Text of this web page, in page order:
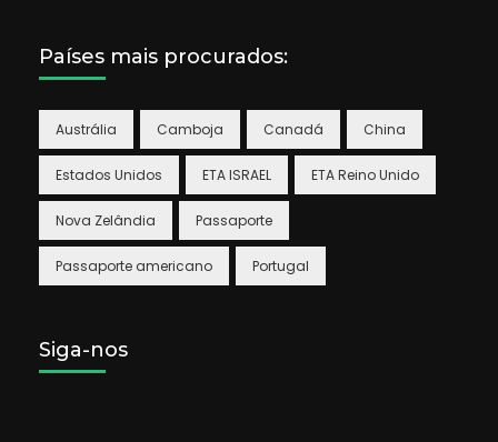
Países mais procurados:
Austrália Camboja Canadá China
Estados Unidos ETA ISRAEL ETA Reino Unido
Nova Zelândia Passaporte
Passaporte americano Portugal
Siga-nos